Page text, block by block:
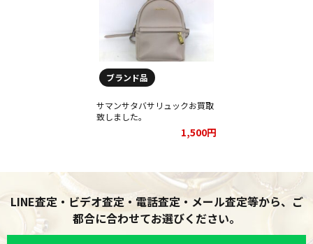
ブランド品
サマンサタバサリュックお買取
致しました。
1,500円
LINE査定・ビデオ査定・電話査定・メール査定等から、ご
都合に合わせてお選びください。